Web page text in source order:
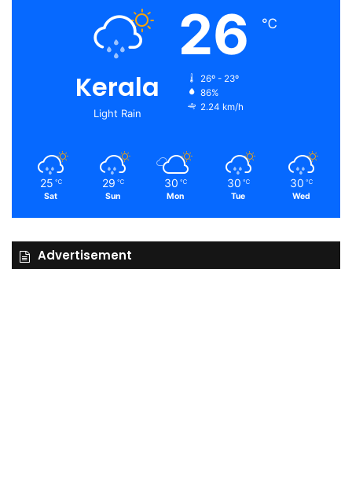
Kerala
Light Rain
26 ℃
26º - 23º
86%
2.24 km/h
25 ℃
Sat
29 ℃
Sun
30 ℃
Mon
30 ℃
Tue
30 ℃
Wed
Advertisement